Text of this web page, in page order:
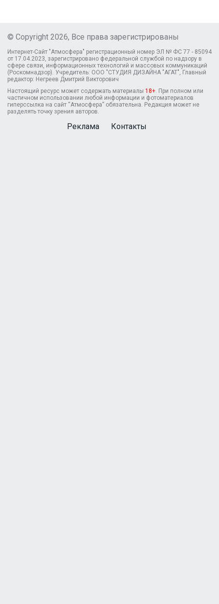
© Copyright 2026, Все права зарегистрированы
Интернет-Сайт "Атмосфера" регистрационный номер ЭЛ № ФС 77 - 85094
от 17.04.2023, зарегистрировано федеральной службой по надзору в
сфере связи, информационных технологий и массовых коммуникаций
(Роскомнадзор). Учредитель: ООО "СТУДИЯ ДИЗАЙНА "АГАТ", Главный
редактор: Негреев Дмитрий Викторович
Настоящий ресурс может содержать материалы 18+ . При полном или
частичном использовании любой информации и фотоматериалов
гиперссылка на сайт “Атмосфера” обязательна. Редакция может не
разделять точку зрения авторов.
Реклама Контакты